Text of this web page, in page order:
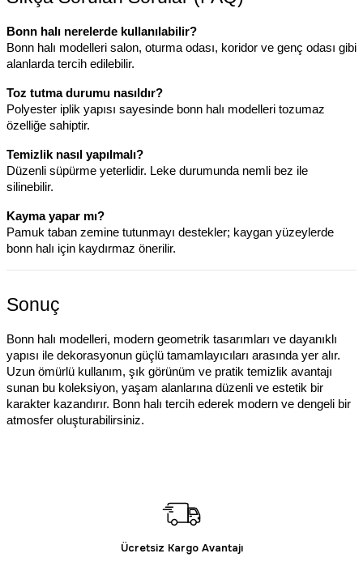
Bonn halı nerelerde kullanılabilir?
Bonn halı modelleri salon, oturma odası, koridor ve genç odası gibi
alanlarda tercih edilebilir.
Toz tutma durumu nasıldır?
Polyester iplik yapısı sayesinde bonn halı modelleri tozumaz
özelliğe sahiptir.
Temizlik nasıl yapılmalı?
Düzenli süpürme yeterlidir. Leke durumunda nemli bez ile
silinebilir.
Kayma yapar mı?
Pamuk taban zemine tutunmayı destekler; kaygan yüzeylerde
bonn halı için kaydırmaz önerilir.
Sonuç
Bonn halı modelleri, modern geometrik tasarımları ve dayanıklı
yapısı ile dekorasyonun güçlü tamamlayıcıları arasında yer alır.
Uzun ömürlü kullanım, şık görünüm ve pratik temizlik avantajı
sunan bu koleksiyon, yaşam alanlarına düzenli ve estetik bir
karakter kazandırır. Bonn halı tercih ederek modern ve dengeli bir
atmosfer oluşturabilirsiniz.
Ücretsiz Kargo Avantajı